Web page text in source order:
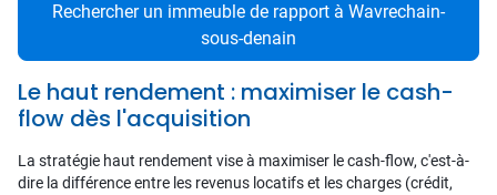
Rechercher un immeuble de rapport à Wavrechain-
sous-denain
Le haut rendement : maximiser le cash-
flow dès l'acquisition
La stratégie haut rendement vise à maximiser le cash-flow, c'est-à-
dire la différence entre les revenus locatifs et les charges (crédit,